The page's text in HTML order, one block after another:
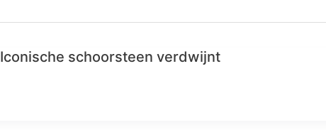
Iconische schoorsteen verdwijnt